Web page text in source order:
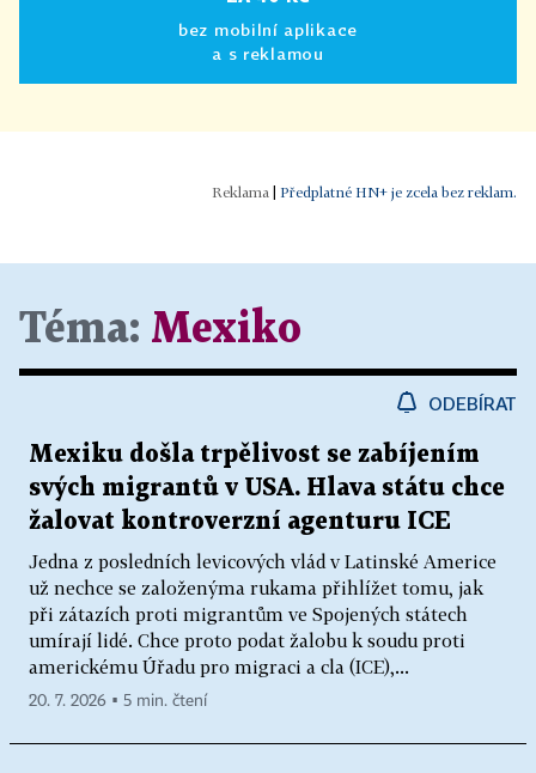
bez mobilní aplikace
a s reklamou
Předplatné HN+ je zcela bez reklam.
Téma: Mexiko
ODEBÍRAT
Mexiku došla trpělivost se zabíjením
svých migrantů v USA. Hlava státu chce
žalovat kontroverzní agenturu ICE
Jedna z posledních levicových vlád v Latinské Americe
už nechce se založenýma rukama přihlížet tomu, jak
při zátazích proti migrantům ve Spojených státech
umírají lidé. Chce proto podat žalobu k soudu proti
americkému Úřadu pro migraci a cla (ICE),...
20. 7. 2026 ▪ 5 min. čtení